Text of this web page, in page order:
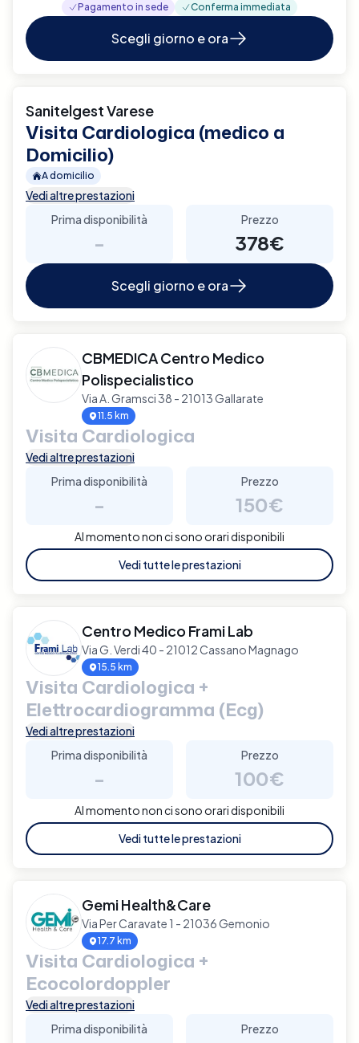
Pagamento in sede Conferma immediata
Scegli giorno e ora
Sanitelgest Varese
Visita Cardiologica (medico a
Domicilio)
A domicilio
Vedi altre prestazioni
Prima disponibilità
-
Prezzo
378€
Scegli giorno e ora
CBMEDICA Centro Medico
Polispecialistico
Via A. Gramsci 38 - 21013 Gallarate
11.5 km
Visita Cardiologica
Vedi altre prestazioni
Prima disponibilità
-
Prezzo
150€
Al momento non ci sono orari disponibili
Vedi tutte le prestazioni
Centro Medico Frami Lab
Via G. Verdi 40 - 21012 Cassano Magnago
15.5 km
Visita Cardiologica +
Elettrocardiogramma (Ecg)
Vedi altre prestazioni
Prima disponibilità
-
Prezzo
100€
Al momento non ci sono orari disponibili
Vedi tutte le prestazioni
Gemi Health&Care
Via Per Caravate 1 - 21036 Gemonio
17.7 km
Visita Cardiologica +
Ecocolordoppler
Vedi altre prestazioni
Prima disponibilità
Prezzo